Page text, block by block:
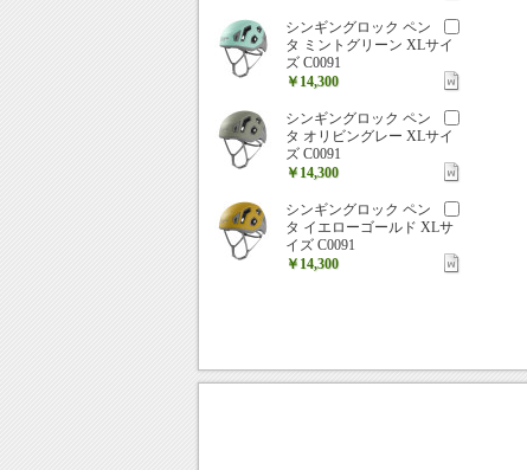
シンギングロック ペン
タ ミントグリーン XLサイ
ズ C0091
￥14,300
シンギングロック ペン
タ オリビングレー XLサイ
ズ C0091
￥14,300
シンギングロック ペン
タ イエローゴールド XLサ
イズ C0091
￥14,300